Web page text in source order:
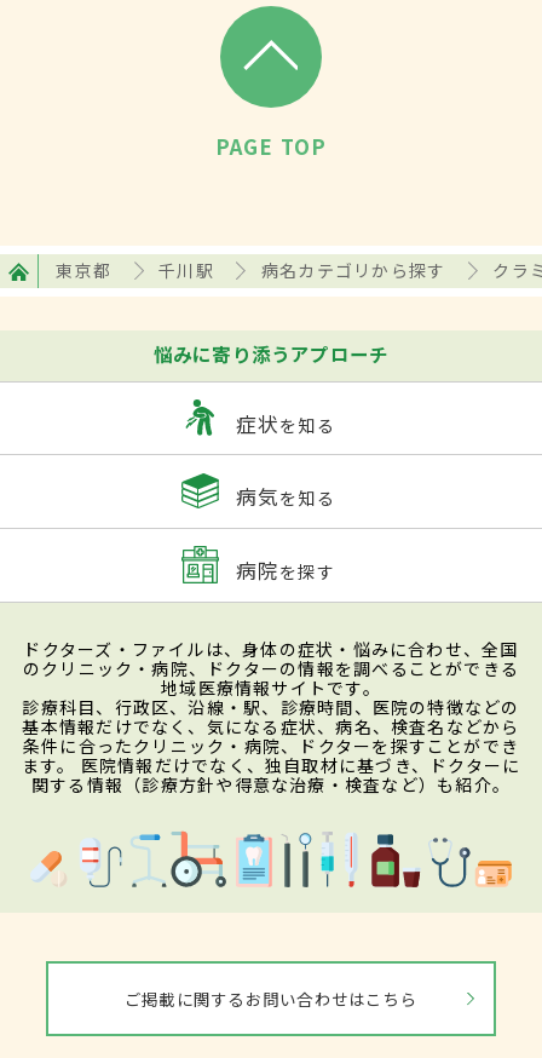
PAGE TOP
東京都 千川駅 病名カテゴリから探す クラ
悩みに寄り添うアプローチ
症状を知る
病気を知る
病院を探す
ドクターズ・ファイルは、身体の症状・悩みに合わせ、全国
のクリニック・病院、ドクターの情報を調べることができる
地域医療情報サイトです。
診療科目、行政区、沿線・駅、診療時間、医院の特徴などの
基本情報だけでなく、気になる症状、病名、検査名などから
条件に合ったクリニック・病院、ドクターを探すことができ
ます。 医院情報だけでなく、独自取材に基づき、ドクターに
関する情報（診療方針や得意な治療・検査など）も紹介。
ご掲載に関するお問い合わせはこちら